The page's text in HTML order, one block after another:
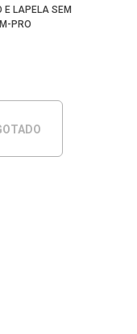
E LAPELA SEM
PRO